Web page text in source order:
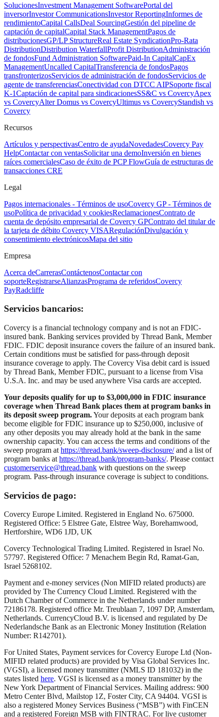
SolucionesInvestment Management SoftwarePortal del
inversorInvestor CommunicationsInvestor ReportingInformes de
rendimientoCapital CallsDeal SourcingGestión del pipeline de
captación de capitalCapital Stack ManagementPagos de
distribucionesGP/LP StructureReal Estate SyndicationPro-Rata
DistributionDistribution WaterfallProfit DistributionAdministración
de fondosFund Administration SoftwarePaid-In CapitalCapEx
ManagementUncalled CapitalTransferencia de fondosPagos
transfronterizosServicios de administración de fondosServicios de
agente de transferenciasConectividad con DTCC AIPSoporte fiscal
K-1Captación de capital para sindicacionesSS&C vs CovercyApex
vs CovercyAlter Domus vs CovercyUltimus vs CovercyStandish vs
Covercy
Recursos
Artículos y perspectivasCentro de ayudaNovedadesCovercy Pay
HelpContactar con ventasSolicitar una demoInversión en bienes
raíces comercialesCaso de éxito de PCP FlowGuía de estructuras de
transacciones CRE
Legal
Pagos internacionales - Términos de usoCovercy GP - Términos de
usoPolítica de privacidad y cookiesReclamacionesContrato de
cuenta de depósito empresarial de Covercy GPContrato del titular de
la tarjeta de débito Covercy VISARegulaciónDivulgación y
consentimiento electrónicosMapa del sitio
Empresa
Acerca deCarrerasContáctenosContactar con
soporteRegistrarseAlianzasPrograma de referidosCovercy
PayRadcliffe
Servicios bancarios:
Covercy is a financial technology company and is not an FDIC-
insured bank. Banking services provided by Thread Bank, Member
FDIC. FDIC deposit insurance covers the failure of an insured bank.
Certain conditions must be satisfied for pass-through deposit
insurance coverage to apply. The Covercy Visa debit card is issued
by Thread Bank, Member FDIC, pursuant to a license from Visa
U.S.A. Inc. and may be used anywhere Visa cards are accepted.
Your deposits qualify for up to $3,000,000 in FDIC insurance
coverage when Thread Bank places them at program banks in
its deposit sweep program.Your deposits at each program bank
become eligible for FDIC insurance up to $250,000, inclusive of
any other deposits you may already hold at the bank in the same
ownership capacity. You can access the terms and conditions of the
sweep program at https://thread.bank/sweep-disclosure/and a list of
program banks at https://thread.bank/program-banks/. Please contact
customerservice@thread.bank with questions on the sweep
program. Pass-through insurance coverage is subject to conditions.
Servicios de pago:
Covercy Europe Limited. Registered in England No. 675000.
Registered Office: 5 Elstree Gate, Elstree Way, Borehamwood,
Hertforshire, WD6 1JD, UK
Covercy Technological Trading Limited. Registered in Israel No.
57797. Registered Office: 7 Menachem Begin Rd, Ramat-Gan,
Israel 5268102.
Payment and e-money services (Non MIFID related products) are
provided by The Currency Cloud Limited. Registered with the
Dutch Chamber of Commerce in the Netherlands under number
72186178. Registered office Mr. Treublaan 7, 1097 DP, Amsterdam,
Netherlands. CurrencyCloud B.V. is licensed and regulated by De
Nederlandsche Bank as an Electronic Money Institution (Relation
Number: R142701).
For United States, Payment services for Covercy Europe Ltd (Non-
MIFID related products) are provided by Visa Global Services Inc.
(VGSI), a licensed money transmitter (NMLS ID 181032) in the
states listed here. VGSI is licensed as a money transmitter by the
New York Department of Financial Services. Mailing address: 900
Metro Center Blvd, Mailstop 1Z, Foster City, CA 94404. VGSI is
also a registered Money Services Business (“MSB”) with FinCEN
and a registered Foreign MSB with FINTRAC. For live customer